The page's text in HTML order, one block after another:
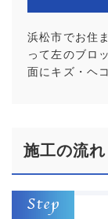
浜松市でお住
って左のブロ
面にキズ・ヘ
施工の流れ